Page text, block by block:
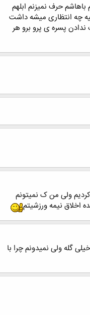
حرف نمیزنم ابلهم
چه انتظاری میشه داشت
ندادن پسره ی پرو برو هر
کردیم ولی من ک نمیتونم
اخلاق نیمه ورزشیتم
گله ولی نمیدونم چرا با